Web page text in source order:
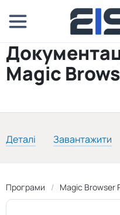
Magic
Деталі Завантажити
Програми Magic Browser